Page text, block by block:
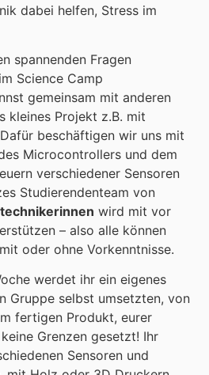
dabei helfen, Stress im
spannenden Fragen
Science Camp
gemeinsam mit anderen
kleines Projekt z.B. mit
beschäftigen wir uns mit
Microcontrollers und dem
verschiedener Sensoren
Studierendenteam von
wird mit vor
– also alle können
oder ohne Vorkenntnisse.
werdet ihr ein eigenes
Gruppe selbst umsetzten, von
fertigen Produkt, eurer
Grenzen gesetzt! Ihr
Sensoren und